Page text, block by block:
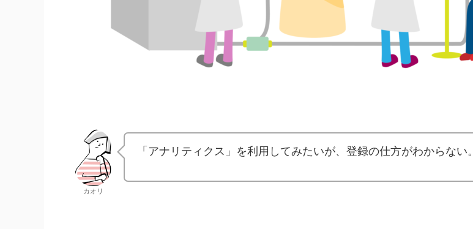
カオリ
「アナリティクス」を利用してみたいが、登録の仕方がわからない。